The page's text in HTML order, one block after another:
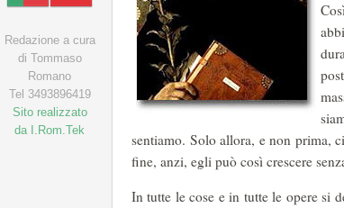
sentiamo. Solo allora, e non prima,
fine, anzi, egli può così crescere
In tutte le cose e in tutte le opere si
Redazione a cura
di Tommaso
Romano
Tel 3493896419
Sito realizzato
da I.Rom.Tek